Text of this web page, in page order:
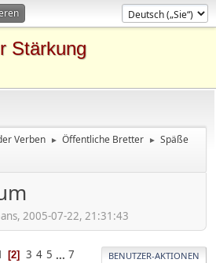
Stärkung
Verben ► Öffentliche Bretter ► Späße
2005-07-22, 21:31:43
2 3 4 5 ... 7 BENUTZER-AKTIONEN